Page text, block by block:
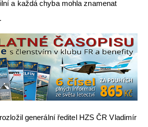
a každá chyba mohla znamenat
generální ředitel HZS ČR Vladimír